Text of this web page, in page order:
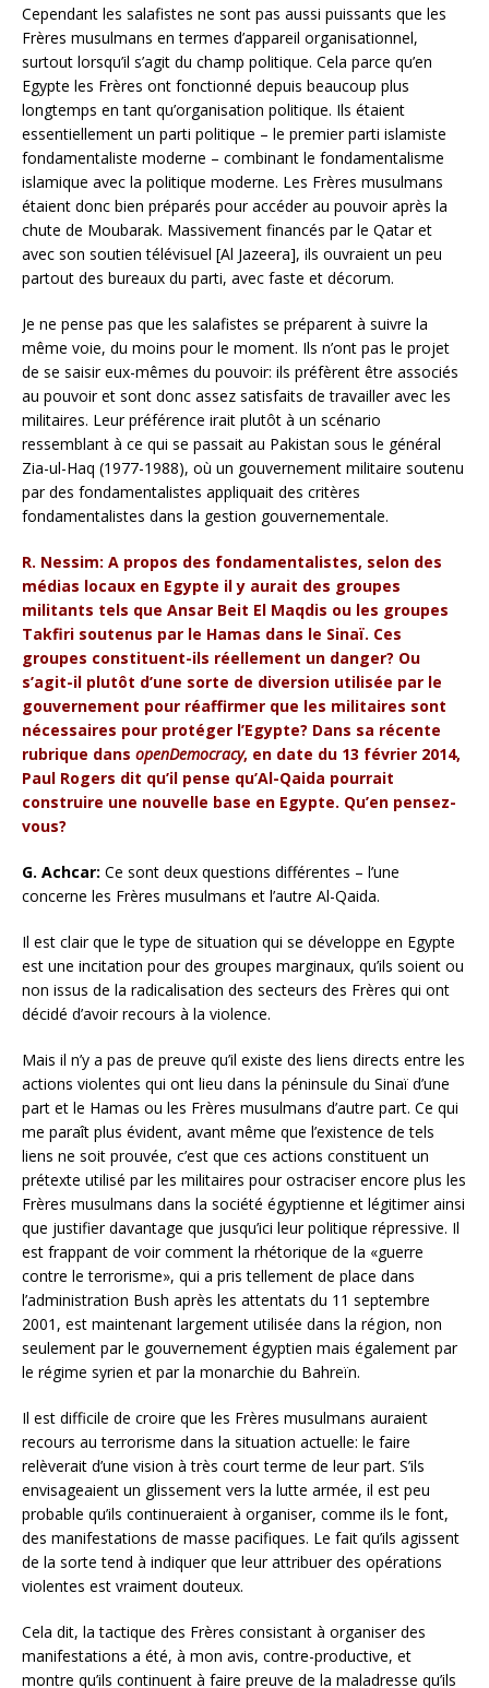
Cependant les salafistes ne sont pas aussi puissants que les
Frères musulmans en termes d’appareil organisationnel,
surtout lorsqu’il s’agit du champ politique. Cela parce qu’en
Egypte les Frères ont fonctionné depuis beaucoup plus
longtemps en tant qu’organisation politique. Ils étaient
essentiellement un parti politique – le premier parti islamiste
fondamentaliste moderne – combinant le fondamentalisme
islamique avec la politique moderne. Les Frères musulmans
étaient donc bien préparés pour accéder au pouvoir après la
chute de Moubarak. Massivement financés par le Qatar et
avec son soutien télévisuel [Al Jazeera], ils ouvraient un peu
partout des bureaux du parti, avec faste et décorum.
Je ne pense pas que les salafistes se préparent à suivre la
même voie, du moins pour le moment. Ils n’ont pas le projet
de se saisir eux-mêmes du pouvoir: ils préfèrent être associés
au pouvoir et sont donc assez satisfaits de travailler avec les
militaires. Leur préférence irait plutôt à un scénario
ressemblant à ce qui se passait au Pakistan sous le général
Zia-ul-Haq (1977-1988), où un gouvernement militaire soutenu
par des fondamentalistes appliquait des critères
fondamentalistes dans la gestion gouvernementale.
R. Nessim: A propos des fondamentalistes, selon des
médias locaux en Egypte il y aurait des groupes
militants tels que Ansar Beit El Maqdis ou les groupes
Takfiri soutenus par le Hamas dans le Sinaï. Ces
groupes constituent-ils réellement un danger? Ou
s’agit-il plutôt d’une sorte de diversion utilisée par le
gouvernement pour réaffirmer que les militaires sont
nécessaires pour protéger l’Egypte? Dans sa récente
rubrique dans openDemocracy, en date du 13 février 2014,
Paul Rogers dit qu’il pense qu’Al-Qaida pourrait
construire une nouvelle base en Egypte. Qu’en pensez-
vous?
G. Achcar: Ce sont deux questions différentes – l’une
concerne les Frères musulmans et l’autre Al-Qaida.
Il est clair que le type de situation qui se développe en Egypte
est une incitation pour des groupes marginaux, qu’ils soient ou
non issus de la radicalisation des secteurs des Frères qui ont
décidé d’avoir recours à la violence.
Mais il n’y a pas de preuve qu’il existe des liens directs entre les
actions violentes qui ont lieu dans la péninsule du Sinaï d’une
part et le Hamas ou les Frères musulmans d’autre part. Ce qui
me paraît plus évident, avant même que l’existence de tels
liens ne soit prouvée, c’est que ces actions constituent un
prétexte utilisé par les militaires pour ostraciser encore plus les
Frères musulmans dans la société égyptienne et légitimer ainsi
que justifier davantage que jusqu’ici leur politique répressive. Il
est frappant de voir comment la rhétorique de la «guerre
contre le terrorisme», qui a pris tellement de place dans
l’administration Bush après les attentats du 11 septembre
2001, est maintenant largement utilisée dans la région, non
seulement par le gouvernement égyptien mais également par
le régime syrien et par la monarchie du Bahreïn.
Il est difficile de croire que les Frères musulmans auraient
recours au terrorisme dans la situation actuelle: le faire
relèverait d’une vision à très court terme de leur part. S’ils
envisageaient un glissement vers la lutte armée, il est peu
probable qu’ils continueraient à organiser, comme ils le font,
des manifestations de masse pacifiques. Le fait qu’ils agissent
de la sorte tend à indiquer que leur attribuer des opérations
violentes est vraiment douteux.
Cela dit, la tactique des Frères consistant à organiser des
manifestations a été, à mon avis, contre-productive, et
montre qu’ils continuent à faire preuve de la maladresse qu’ils